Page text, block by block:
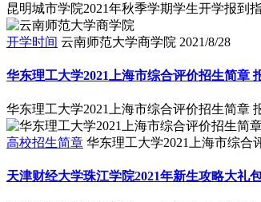
昆明城市学院2021年秋季学期学生开学报到
开学时间 云南师范大学商学院 2021/8/28
华东理工大学2021上海市综合评价招生简章
华东理工大学2021上海市综合评价招生简章
高校招生简章 华东理工大学2021上海市综合
天津财经大学珠江学院2021年新生攻略大礼